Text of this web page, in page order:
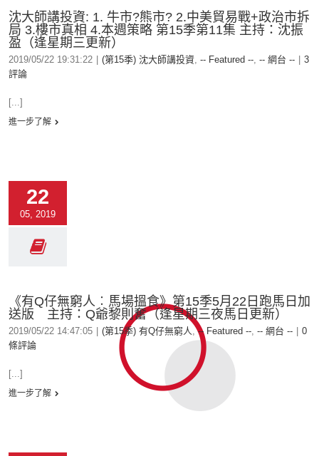
沈大師講投資: 1. 牛市?熊市? 2.中美貿易戰+政治市拆
局 3.樓市真相 4.本週策略 第15季第11集 主持：沈振
盈（逢星期三更新）
2019/05/22 19:31:22 (第15季) 沈大師講投資, -- Featured --, -- 網台 --
3
評論
[...]
進一步了解
22
05, 2019
《有Q仔無窮人︰馬場搵食》第15季5月22日跑馬日加
送版 主持：Q爺黎則奮（逢星期三夜馬日更新）
2019/05/22 14:47:05 (第15季) 有Q仔無窮人,-- Featured --, -- 網台 --
0
條評論
[...]
進一步了解